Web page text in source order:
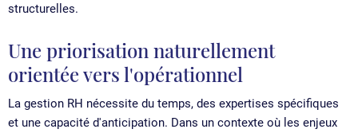
structurelles.
Une priorisation naturellement
orientée vers l'opérationnel
La gestion RH nécessite du temps, des expertises spécifiques
et une capacité d'anticipation. Dans un contexte où les enjeux